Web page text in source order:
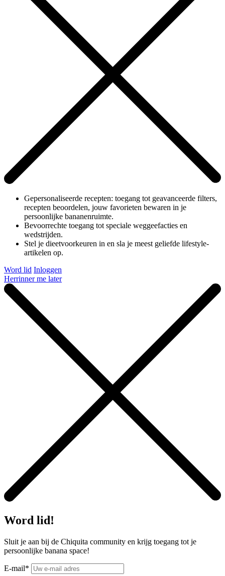
Gepersonaliseerde recepten: toegang tot geavanceerde filters,
recepten beoordelen, jouw favorieten bewaren in je
persoonlijke bananenruimte.
Bevoorrechte toegang tot speciale weggeefacties en
wedstrijden.
Stel je dieetvoorkeuren in en sla je meest geliefde lifestyle-
artikelen op.
Word lid Inloggen
Herrinner me later
Word lid!
Sluit je aan bij de Chiquita community en krijg toegang tot je
persoonlijke banana space!
E-mail*